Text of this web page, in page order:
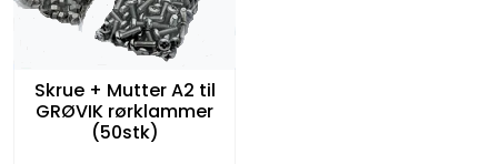
Skrue + Mutter A2 til
GRØVIK rørklammer
(50stk)